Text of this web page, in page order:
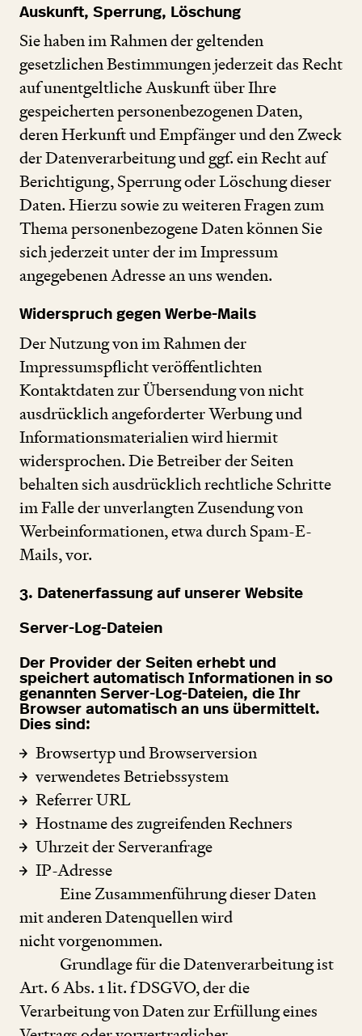
Auskunft, Sperrung, Löschung
Sie haben im Rahmen der geltenden
gesetzlichen Bestimmungen jederzeit das Recht
auf unentgeltliche Auskunft über Ihre
gespeicherten personenbezogenen Daten,
deren Herkunft und Empfänger und den Zweck
der Datenverarbeitung und ggf. ein Recht auf
Berichtigung, Sperrung oder Löschung dieser
Daten. Hierzu sowie zu weiteren Fragen zum
Thema personenbezogene Daten können Sie
sich jederzeit unter der im Impressum
angegebenen Adresse an uns wenden.
Widerspruch gegen Werbe-Mails
Der Nutzung von im Rahmen der
Impressumspflicht veröffentlichten
Kontaktdaten zur Übersendung von nicht
ausdrücklich angeforderter Werbung und
Informationsmaterialien wird hiermit
widersprochen. Die Betreiber der Seiten
behalten sich ausdrücklich rechtliche Schritte
im Falle der unverlangten Zusendung von
Werbeinformationen, etwa durch Spam-E-
Mails, vor.
3. Datenerfassung auf unserer Website
Server-Log-Dateien
Der Provider der Seiten erhebt und
speichert automatisch Informationen in so
genannten Server-Log-Dateien, die Ihr
Browser automatisch an uns übermittelt.
Dies sind:
Browsertyp und Browserversion
verwendetes Betriebssystem
Referrer URL
Hostname des zugreifenden Rechners
Uhrzeit der Serveranfrage
IP-Adresse
Eine Zusammenführung dieser Daten
mit anderen Datenquellen wird
nicht vorgenommen.
Grundlage für die Datenverarbeitung ist
Art. 6Abs. 1lit. f DSGVO, der die
Verarbeitung von Daten zur Erfüllung eines